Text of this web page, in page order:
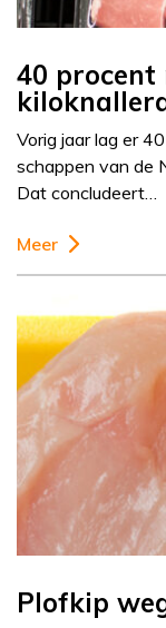
40 procent
Vorig jaar lag er
schappen van de
Dat concludeert…
Meer
Plofkip